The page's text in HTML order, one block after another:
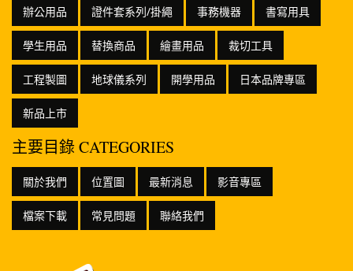
辦公用品 證件套系列/掛繩 事務機器 書寫用具
學生用品 替換商品 繪畫用品 裁切工具
工程製圖 地球儀系列 開學用品 日本品牌專區
新品上市
主要目錄 CATEGORIES
關於我們 位置圖 最新消息 影音專區
檔案下載 常見問題 聯絡我們